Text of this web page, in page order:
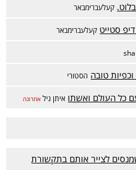
קעלעברימבאר
סטייט קעלעברימבאר
וכפיות טובה הסטורי
כל העולם ואשתו איתן גיל אחרונה
לצייר אותם בתקשורת